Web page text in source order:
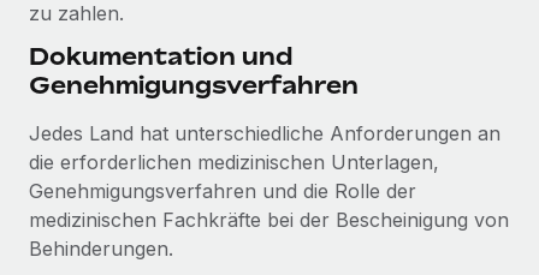
zu zahlen.
Dokumentation und
Genehmigungsverfahren
Jedes Land hat unterschiedliche Anforderungen an
die erforderlichen medizinischen Unterlagen,
Genehmigungsverfahren und die Rolle der
medizinischen Fachkräfte bei der Bescheinigung von
Behinderungen.